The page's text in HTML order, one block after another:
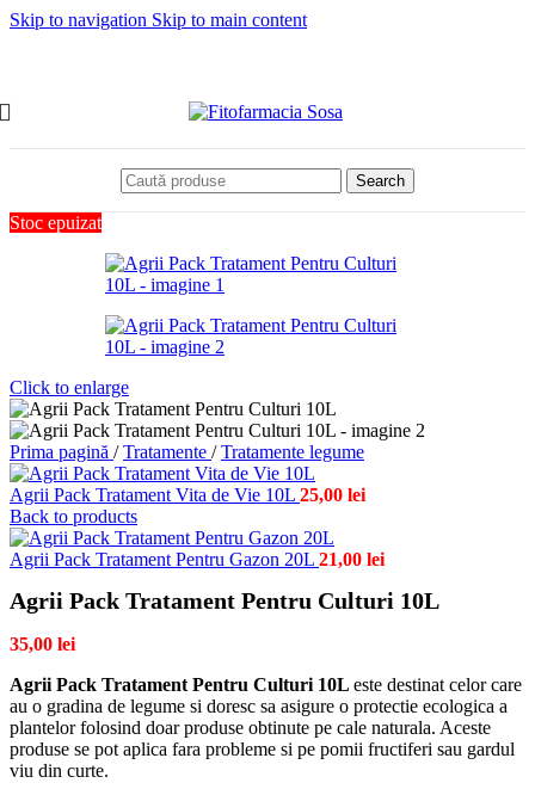
Skip to navigation Skip to main content
Search
Stoc epuizat
Click to enlarge
Prima pagină / Tratamente / Tratamente legume
Agrii Pack Tratament Vita de Vie 10L 25,00 lei
Back to products
Agrii Pack Tratament Pentru Gazon 20L 21,00 lei
Agrii Pack Tratament Pentru Culturi 10L
35,00 lei
Agrii Pack Tratament Pentru Culturi 10L este destinat celor care
au o gradina de legume si doresc sa asigure o protectie ecologica a
plantelor folosind doar produse obtinute pe cale naturala. Aceste
produse se pot aplica fara probleme si pe pomii fructiferi sau gardul
viu din curte.